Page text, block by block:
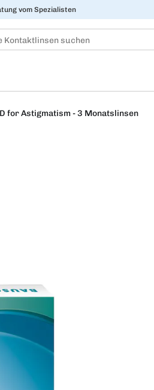
vom Spezialisten
for Astigmatism - 3 Monatslinsen